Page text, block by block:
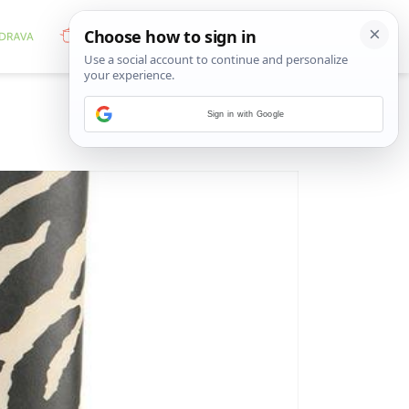
Sign in with Google